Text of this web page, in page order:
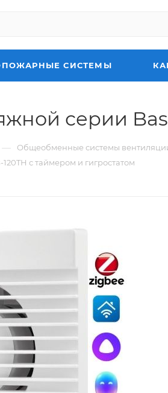
СИСТЕМЫ
серии
— Общеобменные системы
с таймером и гигростатом